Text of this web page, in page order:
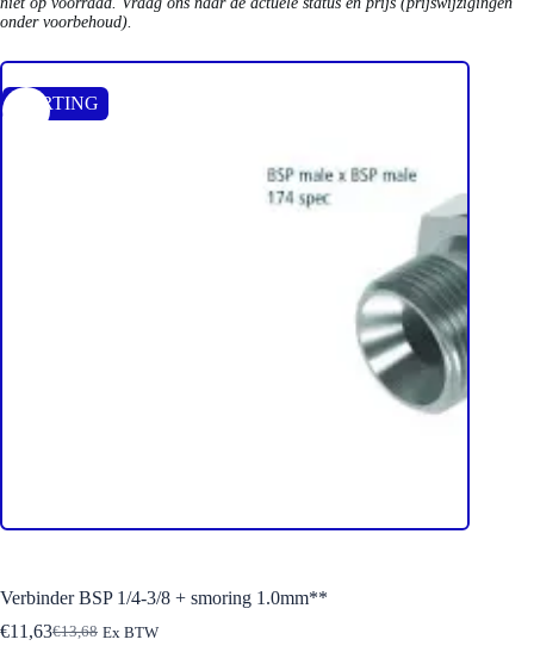
onder voorbehoud).
KORTING
Verbinder BSP 1/4-3/8 + smoring 1.0mm**
€13,68
Oorspronkelijke
€11,63HuidigeEx BTW